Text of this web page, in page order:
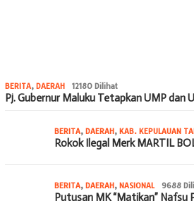
BERITA, DAERAH 12180 Dilihat
Pj. Gubernur Maluku Tetapkan UMP dan
BERITA, DAERAH, KAB. KEPULAUAN
Rokok Ilegal Merk MARTIL
BERITA, DAERAH, NASIONAL 9688
Putusan MK “Matikan” Nafsu